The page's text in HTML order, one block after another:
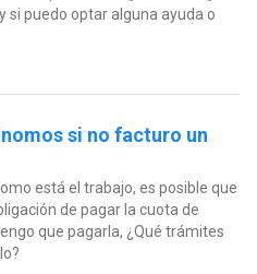
si puedo optar alguna ayuda o
si no facturo un
está el trabajo, es posible que
de pagar la cuota de
que pagarla, ¿Qué trámites